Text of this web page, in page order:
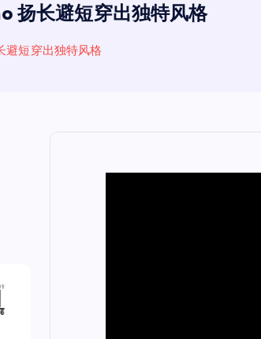
扬长避短穿出独特风格
避短穿出独特风格